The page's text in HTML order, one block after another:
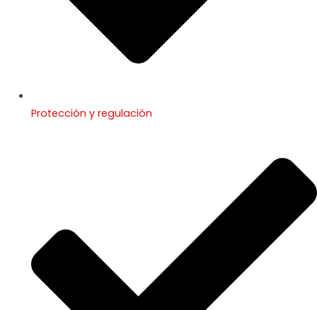
Protección y regulación